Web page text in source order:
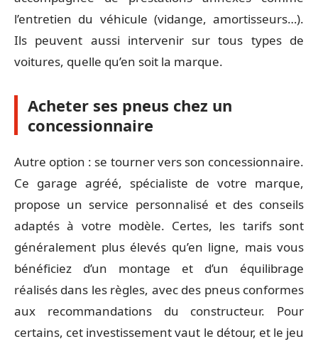
l’entretien du véhicule (vidange, amortisseurs…).
Ils peuvent aussi intervenir sur tous types de
voitures, quelle qu’en soit la marque.
Acheter ses pneus chez un
concessionnaire
Autre option : se tourner vers son concessionnaire.
Ce garage agréé, spécialiste de votre marque,
propose un service personnalisé et des conseils
adaptés à votre modèle. Certes, les tarifs sont
généralement plus élevés qu’en ligne, mais vous
bénéficiez d’un montage et d’un équilibrage
réalisés dans les règles, avec des pneus conformes
aux recommandations du constructeur. Pour
certains, cet investissement vaut le détour, et le jeu